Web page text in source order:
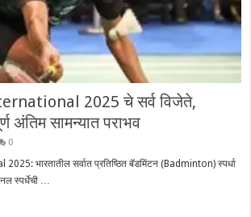
2025 चे सर्व विजेते,
अंतिम सामन्यात पराभव
0
भारतातील सर्वात प्रतिष्ठित बॅडमिंटन (Badminton) स्पर्धा
स्पर्धेची …